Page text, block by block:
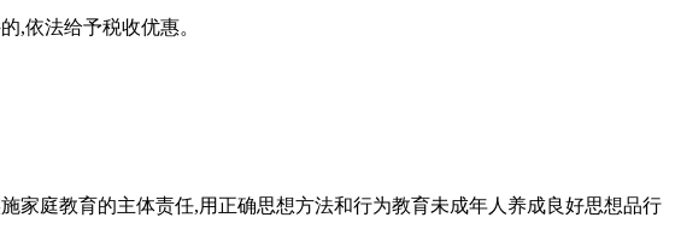
,依法给予税收优惠。
家庭教育的主体责任,用正确思想方法和行为教育未成年人养成良好思想品行